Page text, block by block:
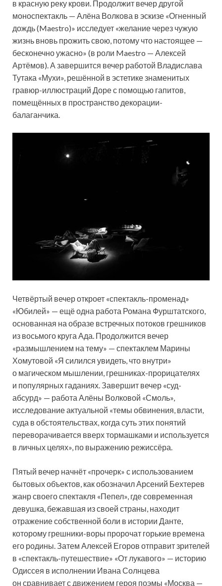
в красную реку крови. Продолжит вечер другой
моноспектакль — Алёна Волкова в эскизе «Огненный
дождь (Maestro)» исследует «желание через чужую
жизнь вновь прожить свою, потому что настоящее —
бесконечно ужасно» (в роли Maestro — Алексей
Артёмов). А завершится вечер работой Владислава
Тутака «Мухи», решённой в эстетике знаменитых
гравюр-иллюстраций Доре с помощью гапитов,
помещённых в пространство декорации-
балаганчика.
Четвёртый вечер откроет «спектакль-променад»
«Юбилей» — ещё одна работа Романа Фурштатского,
основанная на образе встречных потоков грешников
из восьмого круга Ада. Продолжится вечер
«размышлением на тему» — спектаклем Марины
Хомутовой «Я силился увидеть, что внутри»
о магическом мышлении, грешниках-прорицателях
и популярных гаданиях. Завершит вечер «суд-
абсурд» — работа Алёны Волковой «Смоль»,
исследование актуальной «темы обвинения, власти,
суда в обстоятельствах, когда суть этих понятий
переворачивается вверх тормашками и используется
в личных целях», по выражению режиссёра.
Пятый вечер начнёт «прочерк» с использованием
бытовых объектов, как обозначил Арсений Бехтерев
жанр своего спектакля «Пепел», где современная
девушка, бежавшая из своей страны, находит
отражение собственной боли в истории Данте,
которому грешники-воры пророчат горькие времена
его родины. Затем Алексей Егоров отправит зрителей
в «спектакль-путешествие» «От лукавого» — историю
Одиссея в исполнении Ивана Солнцева
он сравнивает с движением героя поэмы «Москва —